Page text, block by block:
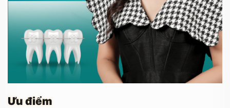
Ưu điểm